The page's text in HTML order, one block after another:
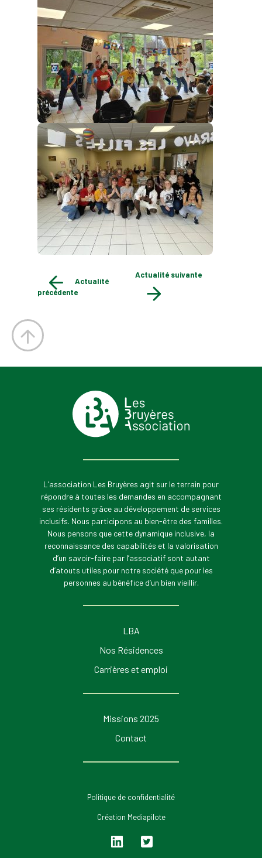
Actualité
précédente
Actualité suivante
L’association Les Bruyères agit sur le terrain pour
répondre à toutes les demandes en accompagnant
ses résidents grâce au développement de services
inclusifs. Nous participons au bien-être des familles.
Nous pensons que cette dynamique inclusive, la
reconnaissance des capabilités et la valorisation
d’un savoir-faire par l’associatif sont autant
d’atouts utiles pour notre société que pour les
personnes au bénéfice d’un bien vieillir.
LBA
Nos Résidences
Carrières et emploi
Missions 2025
Contact
Politique de confidentialité
Création Mediapilote
Lin
Twi